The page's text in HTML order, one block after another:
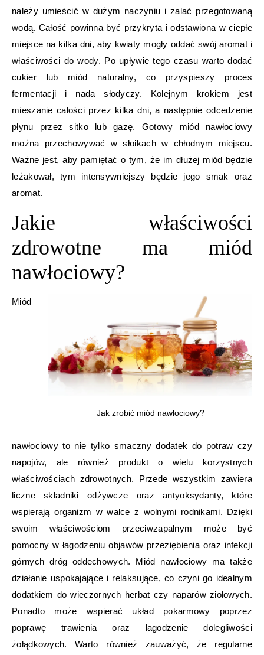
należy umieścić w dużym naczyniu i zalać przegotowaną
wodą. Całość powinna być przykryta i odstawiona w ciepłe
miejsce na kilka dni, aby kwiaty mogły oddać swój aromat i
właściwości do wody. Po upływie tego czasu warto dodać
cukier lub miód naturalny, co przyspieszy proces
fermentacji i nada słodyczy. Kolejnym krokiem jest
mieszanie całości przez kilka dni, a następnie odcedzenie
płynu przez sitko lub gazę. Gotowy miód nawłociowy
można przechowywać w słoikach w chłodnym miejscu.
Ważne jest, aby pamiętać o tym, że im dłużej miód będzie
leżakował, tym intensywniejszy będzie jego smak oraz
aromat.
Jakie właściwości
zdrowotne ma miód
nawłociowy?
Jak zrobić miód nawłociowy?
Miód
nawłociowy to nie tylko smaczny dodatek do potraw czy
napojów, ale również produkt o wielu korzystnych
właściwościach zdrowotnych. Przede wszystkim zawiera
liczne składniki odżywcze oraz antyoksydanty, które
wspierają organizm w walce z wolnymi rodnikami. Dzięki
swoim właściwościom przeciwzapalnym może być
pomocny w łagodzeniu objawów przeziębienia oraz infekcji
górnych dróg oddechowych. Miód nawłociowy ma także
działanie uspokajające i relaksujące, co czyni go idealnym
dodatkiem do wieczornych herbat czy naparów ziołowych.
Ponadto może wspierać układ pokarmowy poprzez
poprawę trawienia oraz łagodzenie dolegliwości
żołądkowych. Warto również zauważyć, że regularne